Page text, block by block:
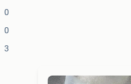
0
0
3